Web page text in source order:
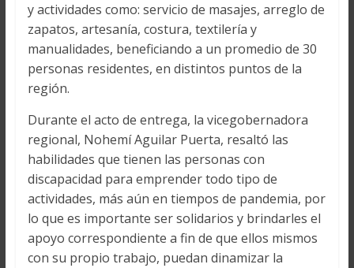
y actividades como: servicio de masajes, arreglo de
zapatos, artesanía, costura, textilería y
manualidades, beneficiando a un promedio de 30
personas residentes, en distintos puntos de la
región.
Durante el acto de entrega, la vicegobernadora
regional, Nohemí Aguilar Puerta, resaltó las
habilidades que tienen las personas con
discapacidad para emprender todo tipo de
actividades, más aún en tiempos de pandemia, por
lo que es importante ser solidarios y brindarles el
apoyo correspondiente a fin de que ellos mismos
con su propio trabajo, puedan dinamizar la